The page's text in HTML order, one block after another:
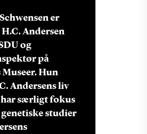
er
Andersen
og
på
Museer. Hun
Andersens liv
særligt fokus
genetiske studier